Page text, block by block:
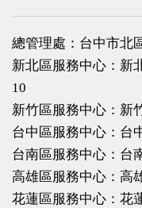
總管理處：台中市北
新北區服務中心：新
10
新竹區服務中心：新
台中區服務中心：台
台南區服務中心：台
高雄區服務中心：高
花蓮區服務中心：花